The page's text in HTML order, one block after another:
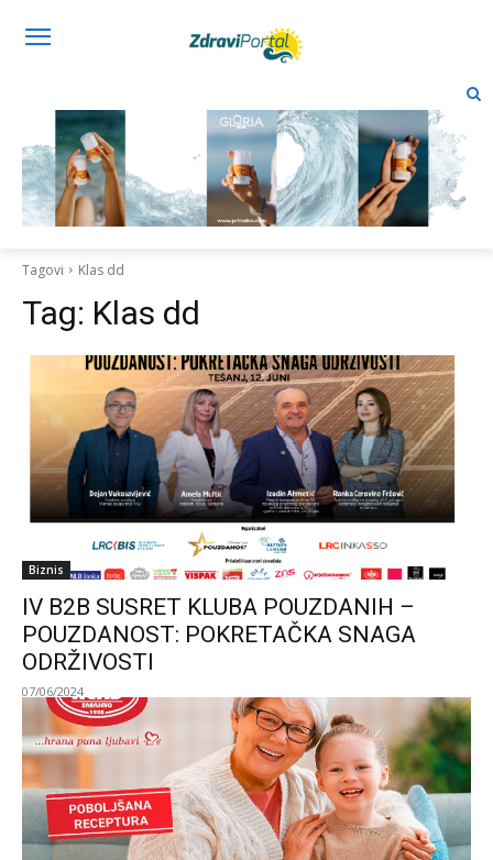
Tagovi Klas dd
Tag: Klas dd
Biznis
IV B2B SUSRET KLUBA POUZDANIH –
POUZDANOST: POKRETAČKA SNAGA
ODRŽIVOSTI
07/06/2024